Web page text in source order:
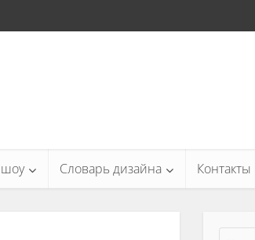
Словарь дизайна Контакты